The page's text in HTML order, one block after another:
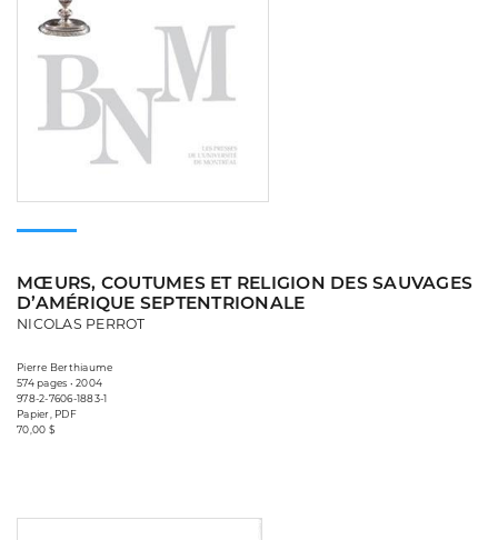
MŒURS, COUTUMES ET RELIGION DES SAUVAGES
D’AMÉRIQUE SEPTENTRIONALE
NICOLAS PERROT
Pierre Berthiaume
574 pages • 2004
978-2-7606-1883-1
Papier, PDF
70,00 $